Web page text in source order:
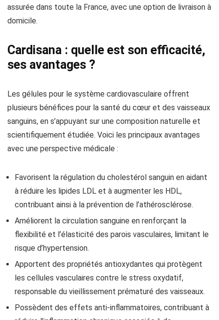
assurée dans toute la France, avec une option de livraison à
domicile.
Cardisana : quelle est son efficacité,
ses avantages ?
Les gélules pour le système cardiovasculaire offrent
plusieurs bénéfices pour la santé du cœur et des vaisseaux
sanguins, en s’appuyant sur une composition naturelle et
scientifiquement étudiée. Voici les principaux avantages
avec une perspective médicale :
Favorisent la régulation du cholestérol sanguin en aidant
à réduire les lipides LDL et à augmenter les HDL,
contribuant ainsi à la prévention de l’athérosclérose.
Améliorent la circulation sanguine en renforçant la
flexibilité et l’élasticité des parois vasculaires, limitant le
risque d’hypertension.
Apportent des propriétés antioxydantes qui protègent
les cellules vasculaires contre le stress oxydatif,
responsable du vieillissement prématuré des vaisseaux.
Possèdent des effets anti-inflammatoires, contribuant à